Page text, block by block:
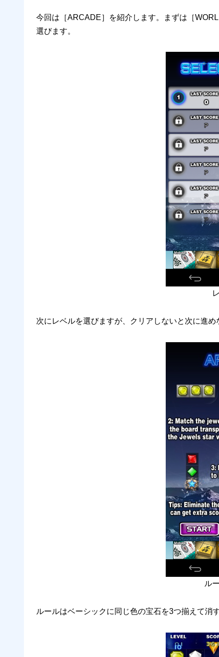
今回は［ARCADE］を紹介します。まずは［
選びます。
次にレベルを選びますが、クリアしないと次に進
ル
ルールはベーシックに同じ色の宝石を3つ揃えて消